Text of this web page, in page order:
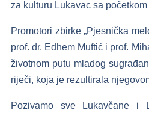
za kulturu Lukavac sa početkom
Promotori zbirke „Pjesnička
prof. dr. Edhem Muftić i prof.
životnom putu mladog
riječi, koja je rezultirala
Pozivamo sve Lukavčane i